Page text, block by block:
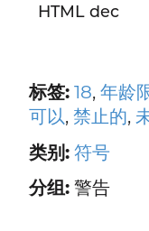
HTML dec
标签: 18, 年龄
可以, 禁止的,
类别: 符号
分组:警告